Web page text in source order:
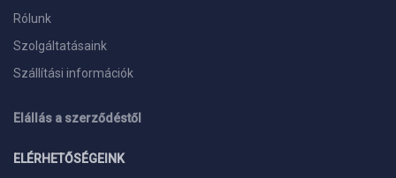
Rólunk
Szolgáltatásaink
Szállítási információk
Elállás a szerződéstől
ELÉRHETŐSÉGEINK